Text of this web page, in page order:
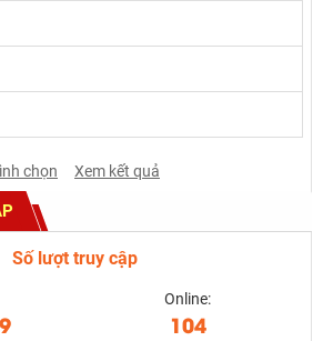
chọn Xem kết quả
Số lượt truy cập
Online:
104